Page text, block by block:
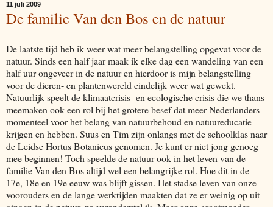
11 juli 2009
De familie Van den Bos en de natuur
De laatste tijd heb ik weer wat meer belangstelling opgevat voor de
natuur. Sinds een half jaar maak ik elke dag een wandeling van een
half uur ongeveer in de natuur en hierdoor is mijn belangstelling
voor de dieren- en plantenwereld eindelijk weer wat gewekt.
Natuurlijk speelt de klimaatcrisis- en ecologische crisis die we thans
meemaken ook een rol bij het grotere besef dat meer Nederlanders
momenteel voor het belang van natuurbehoud en natuureducatie
krijgen en hebben. Suus en Tim zijn onlangs met de schoolklas naar
de Leidse Hortus Botanicus genomen. Je kunt er niet jong genoeg
mee beginnen! Toch speelde de natuur ook in het leven van de
familie Van den Bos altijd wel een belangrijke rol. Hoe dit in de
17e, 18e en 19e eeuw was blijft gissen. Het stadse leven van onze
voorouders en de lange werktijden maakten dat ze er weinig op uit